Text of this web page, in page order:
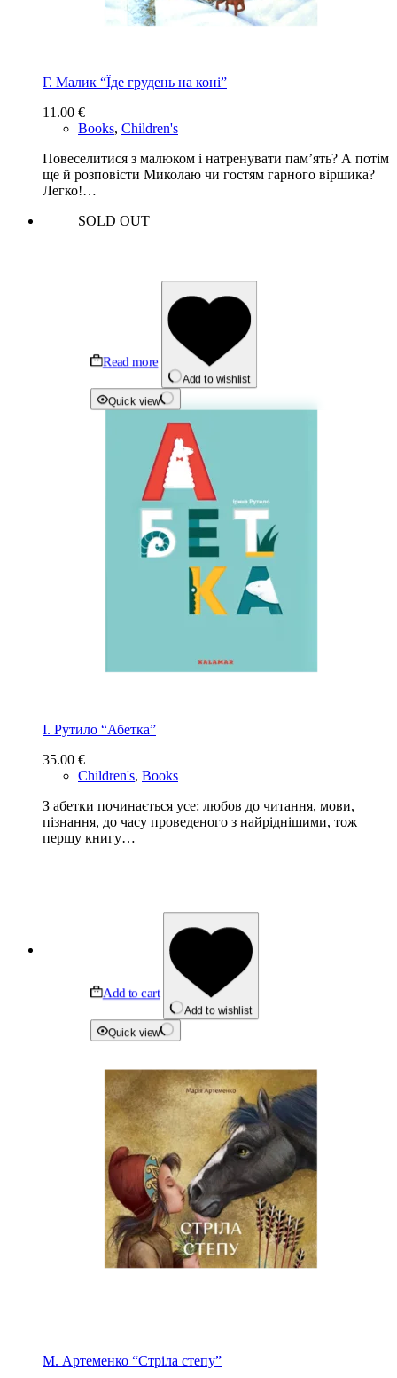
Г. Малик “Їде грудень на коні”
11.00 €
Books, Children's
Повеселитися з малюком і натренувати пам’ять? А потім
ще й розповісти Миколаю чи гостям гарного віршика?
Легко!…
SOLD OUT
Read more
Add to wishlist
Quick view
І. Рутило “Абетка”
35.00 €
Children's, Books
З абетки починається усе: любов до читання, мови,
пізнання, до часу проведеного з найріднішими, тож
першу книгу…
Add to cart
Add to wishlist
Quick view
М. Артеменко “Стріла степу”